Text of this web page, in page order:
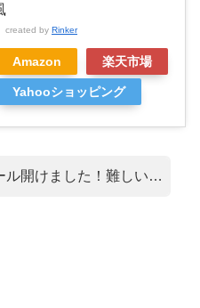
created by Rinker
Amazon 楽天市場
Yahooショッピング
ル開けました！難しい…